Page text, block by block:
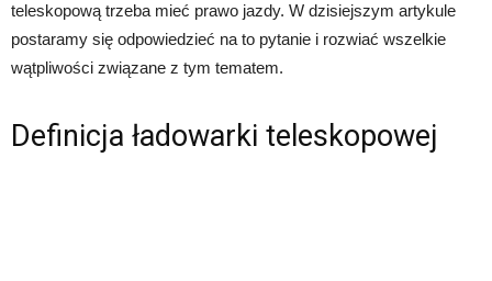
teleskopową trzeba mieć prawo jazdy. W dzisiejszym artykule
postaramy się odpowiedzieć na to pytanie i rozwiać wszelkie
wątpliwości związane z tym tematem.
Definicja ładowarki teleskopowej